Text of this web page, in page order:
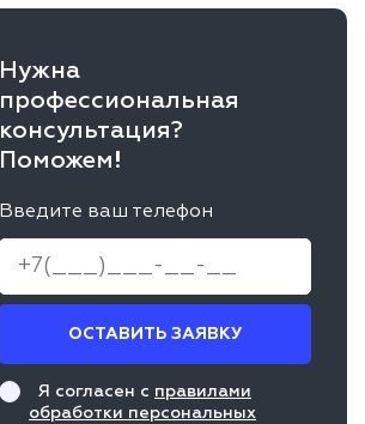
Нужна
профессиональная
консультация?
Поможем!
Введите ваш телефон
ОСТАВИТЬ ЗАЯВКУ
Я согласен с правилами
обработки персональных